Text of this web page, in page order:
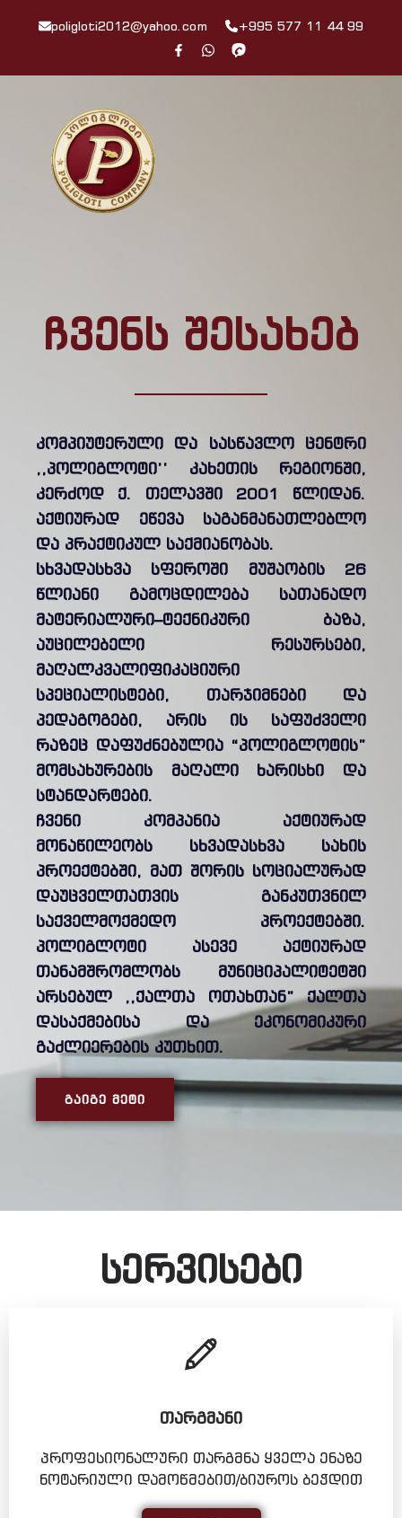
poligloti2012@yahoo.com +995 577 11 44 99
ჩვენს შესახებ
კომპიუტერული და სასწავლო ცენტრი
,,პოლიგლოტი’’ კახეთის რეგიონში,
კერძოდ ქ. თელავში 2001 წლიდან.
აქტიურად ეწევა საგანმანათლებლო
და პრაქტიკულ საქმიანობას.
სხვადასხვა სფეროში მუშაობის 26
წლიანი გამოცდილება სათანადო
მატერიალური–ტექნიკური ბაზა,
აუცილებელი რესურსები,
მაღალკვალიფიკაციური
სპეციალისტები, თარჯიმნები და
პედაგოგები, არის ის საფუძველი
რაზეც დაფუძნებულია “პოლიგლოტის”
მომსახურების მაღალი ხარისხი და
სტანდარტები.
ჩვენი კომპანია აქტიურად
მონაწილეობს სხვადასხვა სახის
პროექტებში, მათ შორის სოციალურად
დაუცველთათვის განკუთვნილ
საქველმოქმედო პროექტებში.
პოლიგლოტი ასევე აქტიურად
თანამშრომლობს მუნიციპალიტეტში
არსებულ ,,ქალთა ოთახთან” ქალთა
დასაქმებისა და ეკონომიკური
გაძლიერების კუთხით.
ᲒᲐᲘᲒᲔ ᲛᲔᲢᲘ
სერვისები
ᲗᲐᲠᲒᲛᲐᲜᲘ
პროფესიონალური თარგმნა ყველა ენაზე
ნოტარიული დამოწმებით/ბიუროს ბეჭდით